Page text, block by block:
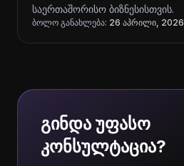
საერთაშორისო ბიზნესისთვის.
ბოლო განახლება: 26 აპრილი, 2026
გინდა უფასო
კონსულტაცია?